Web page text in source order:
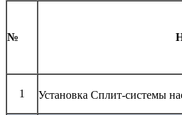
№
1 Установка Сплит-системы